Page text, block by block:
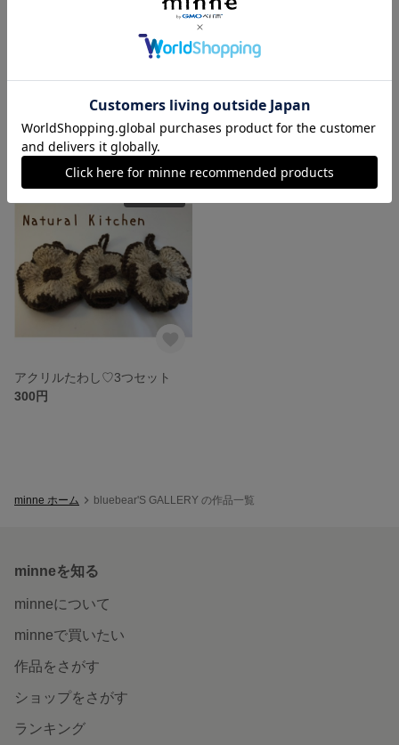
アクリルたわし 3つセット
300円
300円
アクリルたわし♡3つセット
300円
minne ホーム bluebear'S GALLERY の作品一覧
minneを知る
minneについて
minneで買いたい
作品をさがす
ショップをさがす
ランキング